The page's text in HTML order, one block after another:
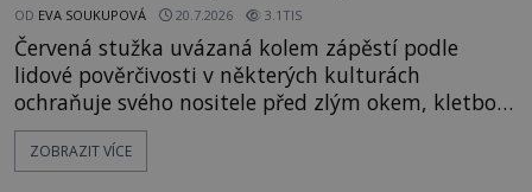
OD EVA SOUKUPOVÁ 20.7.2026 3.1TIS
Červená stužka uvázaná kolem zápěstí podle
lidové pověrčivosti v některých kulturách
ochraňuje svého nositele před zlým okem, kletbou,
která může přivodit neštěstí či nemoc. S tímto
nenápadným symbolem magické ochrany lze
ZOBRAZIT VÍCE